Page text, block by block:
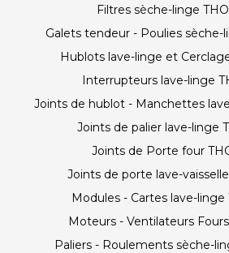
Filtres sèche-linge
Galets tendeur - Poulies sèche-
Hublots lave-linge et
Interrupteurs lave-linge
Joints de hublot - Manchettes
Joints de palier lave-linge
Joints de Porte four
Joints de porte lave-
Modules - Cartes lave-linge
Moteurs - Ventilateurs
Paliers - Roulements sèche-